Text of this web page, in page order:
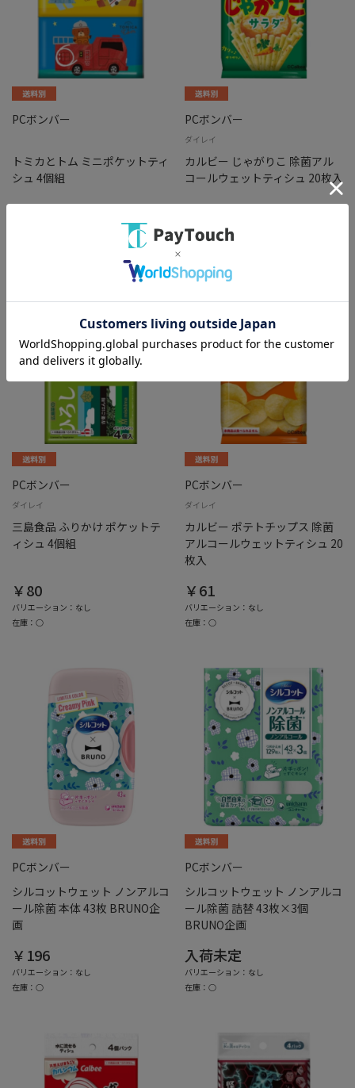
PCボンバー
トミカとトム ミニポケットティ
シュ 4個組
￥50
PCボンバー
ダイレイ
カルビー じゃがりこ 除菌アル
コールウェットティシュ 20枚入
￥61
在庫：○
PCボンバー
ダイレイ
三島食品 ふりかけ ポケットテ
ィシュ 4個組
￥80
バリエーション：なし
在庫：○
PCボンバー
ダイレイ
カルビー ポテトチップス 除菌
アルコールウェットティシュ 20
枚入
￥61
バリエーション：なし
在庫：○
PCボンバー
シルコットウェット ノンアルコ
ール除菌 本体 43枚 BRUNO企
画
￥196
バリエーション：なし
在庫：○
PCボンバー
シルコットウェット ノンアルコ
ール除菌 詰替 43枚×3個
BRUNO企画
入荷未定
バリエーション：なし
在庫：○